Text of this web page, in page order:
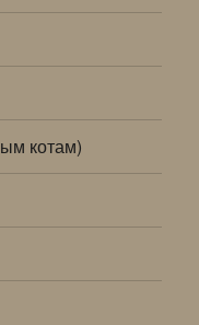
котам)